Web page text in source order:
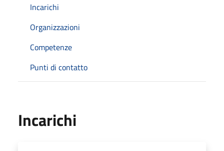
Incarichi
Organizzazioni
Competenze
Punti di contatto
Incarichi